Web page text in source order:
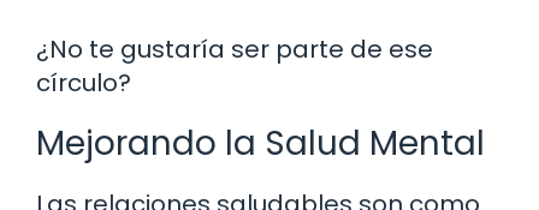
¿No te gustaría ser parte de ese
círculo?
Mejorando la Salud Mental